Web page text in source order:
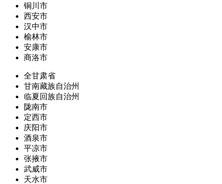
铜川市
西安市
汉中市
榆林市
安康市
商洛市
全甘肃省
甘南藏族自治州
临夏回族自治州
陇南市
定西市
庆阳市
酒泉市
平凉市
张掖市
武威市
天水市